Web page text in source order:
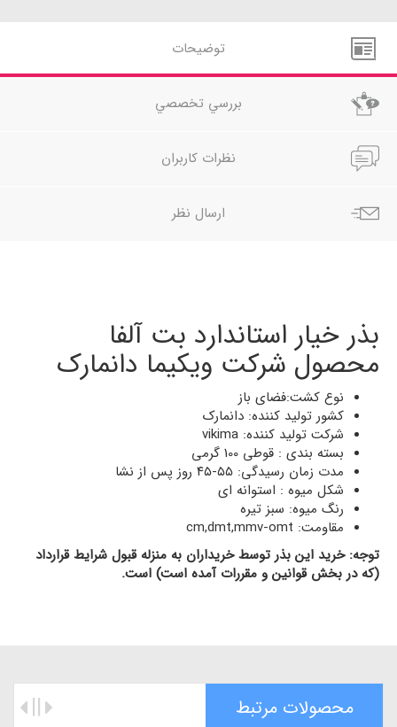
توضيحات
بررسي تخصصي
نظرات کاربران
ارسال نظر
بذر خیار استاندارد بت آلفا
محصول شرکت ویکیما دانمارک
نوع کشت:فضای باز
کشور تولید کننده: دانمارک
شرکت تولید کننده: vikima
بسته بندی : قوطی 100 گرمی
مدت زمان رسیدگی: ۵۵-۴۵ روز پس از نشا
شکل میوه : استوانه ای
رنگ میوه: سبز تیره
مقاومت: cm,dmt,mmv-omt
توجه: خرید این بذر توسط خریداران به منزله قبول شرایط قرارداد
(که در بخش قوانین و مقررات آمده است) است.
محصولات مرتبط